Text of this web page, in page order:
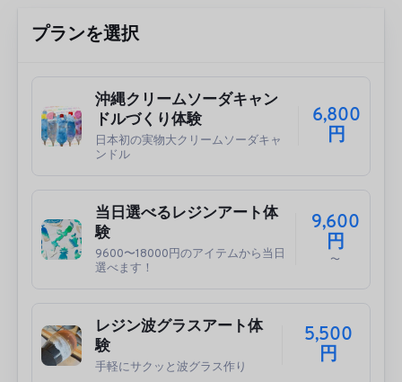
プランを選択
沖縄クリームソーダキャン
ドルづくり体験
日本初の実物大クリームソーダキャ
ンドル
6,800
円
当日選べるレジンアート体
験
9600〜18000円のアイテムから当日
選べます！
9,600
円
〜
レジン波グラスアート体
験
手軽にサクッと波グラス作り
5,500
円